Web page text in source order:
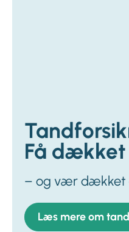
Få dækket
– og vær dækket
Læs mere om